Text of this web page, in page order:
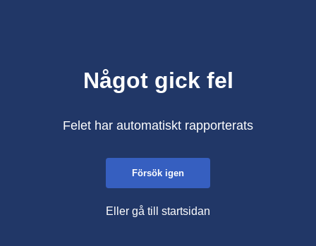
Något gick fel
Felet har automatiskt rapporterats
Försök igen
Eller gå till startsidan